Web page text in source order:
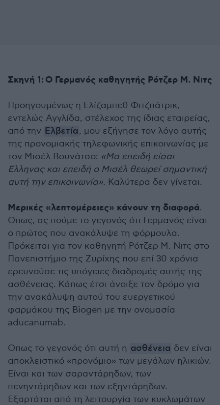
Σκηνή 1: Ο Γερμανός καθηγητής Ρότζερ Μ. Nιτς
Προηγουμένως η Ελίζαμπεθ Φιτζπάτρικ,
εντελώς Αγγλίδα, στέλεχος της ίδιας εταιρείας,
από την Ελβετία, μου εξήγησε τον λόγο αυτής
της προνομιακής τηλεφωνικής επικοινωνίας με
τον Μισέλ Βουνάτσο: «Μα επειδή είσαι
Ελληνας και επειδή ο Μισέλ θεωρεί σημαντική
αυτή την επικοινωνία». Καλύτερα δεν γίνεται.
Μερικές «λεπτομέρειες» κάνουν τη διαφορά.
Οπως, ας πούμε το γεγονός ότι Γερμανός είναι
ο πρώτος που ανακάλυψε τη φόρμουλα.
Πρόκειται για τον καθηγητή Ρότζερ Μ. Νιτς στο
Πανεπιστήμιο της Ζυρίχης που επί 30 χρόνια
ερευνούσε τις υπόγειες διαδρομές αυτής της
ασθένειας. Κάπως έτσι άνοιξε τον δρόμο για
την ανακάλυψη αυτού του ευεργετικού
φαρμάκου της Biogen με την ονομασία
aducanumab.
Οπως το γεγονός ότι αυτή η ασθένεια δεν είναι
αποκλειστικό «προνόμιο» των μεγάλων ηλικιών.
Είναι και των σαραντάρηδων, των
πενηντάρηδων και των εξηντάρηδων.
Εξαρτάται από τη λειτουργία των κυκλωμάτων